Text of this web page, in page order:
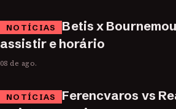
NOTÍCIAS
Betis x
assistir e horário
08 de ago.
NOTÍCIAS
Ferencvaros vs